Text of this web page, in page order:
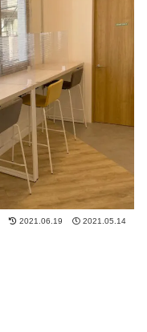
2021.06.19 2021.05.14